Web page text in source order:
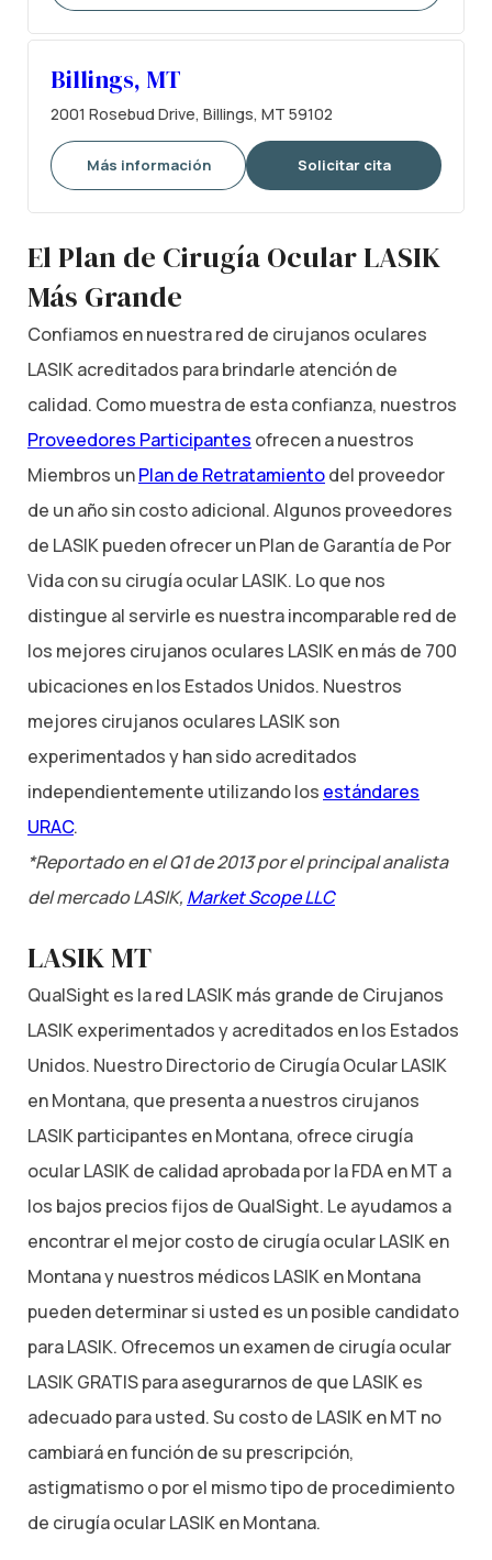
Billings, MT
2001 Rosebud Drive, Billings, MT 59102
Más información Solicitar cita
El Plan de Cirugía Ocular LASIK
Más Grande
Confiamos en nuestra red de cirujanos oculares
LASIK acreditados para brindarle atención de
calidad. Como muestra de esta confianza, nuestros
Proveedores Participantes ofrecen a nuestros
Miembros unPlan de Retratamientodel proveedor
de un año sin costo adicional. Algunos proveedores
de LASIK pueden ofrecer un Plan de Garantía de Por
Vida con su cirugía ocular LASIK. Lo que nos
distingue al servirle es nuestra incomparable red de
los mejores cirujanos oculares LASIK en más de 700
ubicaciones en los Estados Unidos. Nuestros
mejores cirujanos oculares LASIK son
experimentados y han sido acreditados
independientemente utilizando los estándares
URAC.
*Reportado en el Q1 de 2013 por el principal analista
del mercado LASIK, Market Scope LLC
LASIK MT
QualSight es la red LASIK más grande de Cirujanos
LASIK experimentados y acreditados en los Estados
Unidos. Nuestro Directorio de Cirugía Ocular LASIK
en Montana, que presenta a nuestros cirujanos
LASIK participantes en Montana, ofrece cirugía
ocular LASIK de calidad aprobada por la FDA en MT a
los bajos precios fijos de QualSight. Le ayudamos a
encontrar el mejor costo de cirugía ocular LASIK en
Montana y nuestros médicos LASIK en Montana
pueden determinar si usted es un posible candidato
para LASIK. Ofrecemos un examen de cirugía ocular
LASIK GRATIS para asegurarnos de que LASIK es
adecuado para usted. Su costo de LASIK en MT no
cambiará en función de su prescripción,
astigmatismo o por el mismo tipo de procedimiento
de cirugía ocular LASIK en Montana.